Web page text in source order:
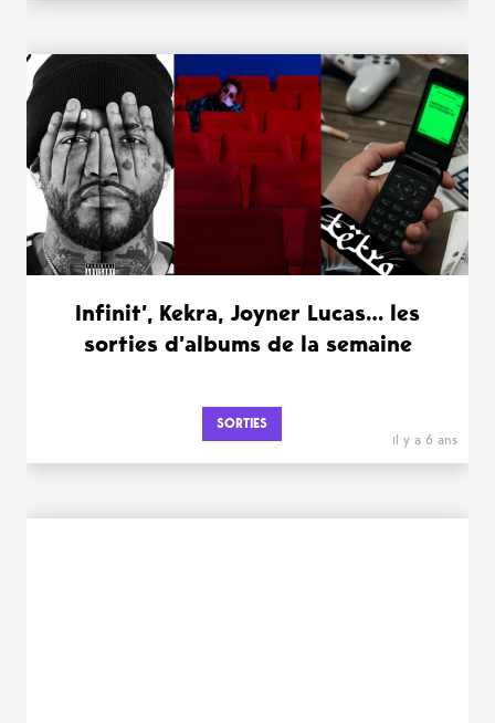
Infinit’, Kekra, Joyner Lucas… les
sorties d’albums de la semaine
SORTIES
il y a 6 ans